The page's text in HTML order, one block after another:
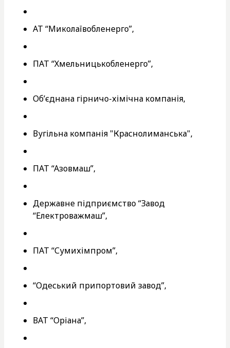
АТ “Миколаївобленерго”,
ПАТ “Хмельницькобленерго”,
Об’єднана гірничо-хімічна компанія,
Вугільна компанія "Краснолиманська",
ПАТ “Азовмаш”,
Державне підприємство “Завод
“Електроважмаш”,
ПАТ “Сумихімпром”,
“Одеський припортовий завод”,
ВАТ “Оріана”,